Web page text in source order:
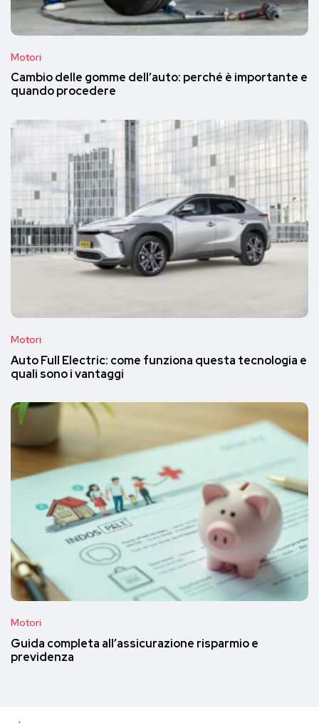
Motori
Cambio delle gomme dell’auto: perché è importante e
quando procedere
Motori
Auto Full Electric: come funziona questa tecnologia e
quali sono i vantaggi
Motori
Guida completa all’assicurazione risparmio e
previdenza